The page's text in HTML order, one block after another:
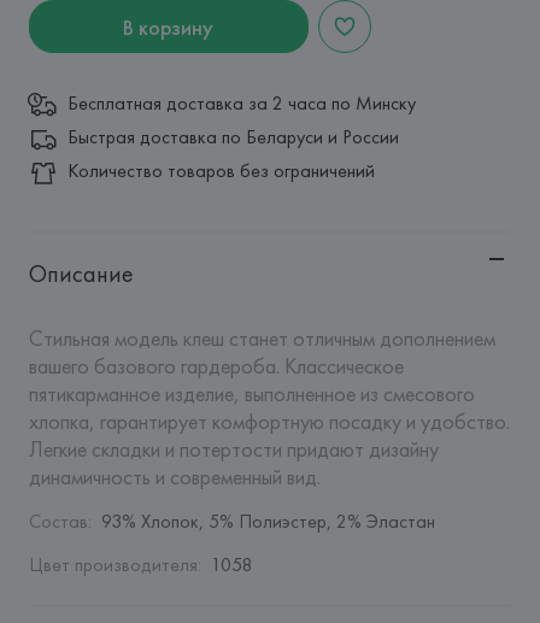
В корзину
Бесплатная доставка за 2 часа по Минску
Быстрая доставка по Беларуси и России
Количество товаров без ограничений
Описание
Стильная модель клеш станет отличным дополнением
вашего базового гардероба. Классическое
пятикарманное изделие, выполненное из смесового
хлопка, гарантирует комфортную посадку и удобство.
Легкие складки и потертости придают дизайну
динамичность и современный вид.
Состав: 93% Хлопок, 5% Полиэстер, 2% Эластан
Цвет производителя: 1058